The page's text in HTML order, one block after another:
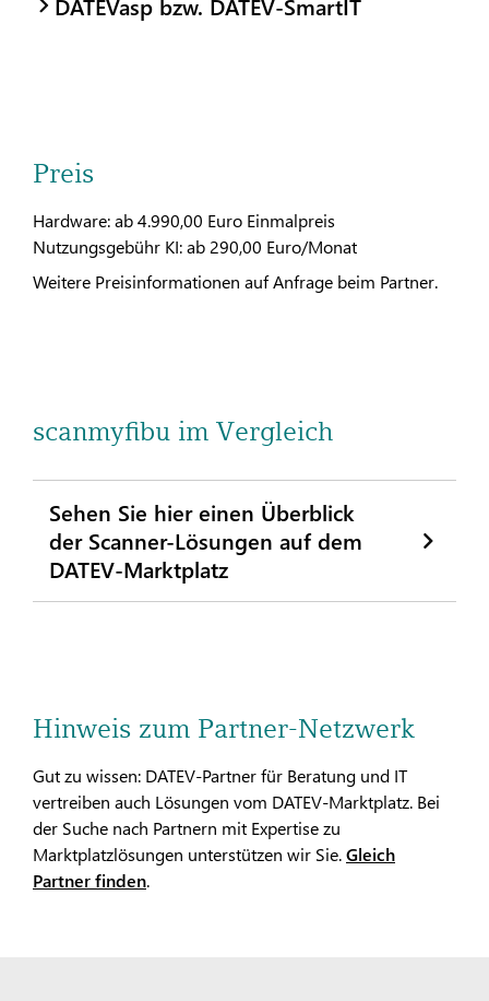
Preis
Hardware: ab 4.990,00 Euro Einmalpreis
Nutzungsgebühr KI: ab 290,00 Euro/Monat
Weitere Preisinformationen auf Anfrage beim Partner.
scanmyfibu im Vergleich
Sehen Sie hier einen Überblick
der Scanner-Lösungen auf dem
DATEV-Marktplatz
Hinweis zum Partner-Netzwerk
Gut zu wissen: DATEV-Partner für Beratung und IT
vertreiben auch Lösungen vom DATEV-Marktplatz. Bei
der Suche nach Partnern mit Expertise zu
Marktplatzlösungen unterstützen wir Sie.Gleich
Partner finden.